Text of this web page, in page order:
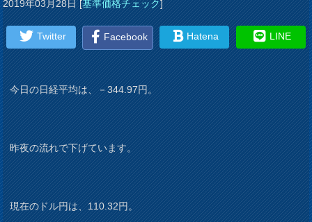
2019年03月28日[基準価格チェック]
Twitter Facebook Hatena LINE
今日の日経平均は、－344.97円。
昨夜の流れで下げています。
現在のドル円は、110.32円。